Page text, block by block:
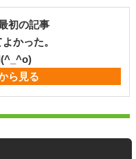
初の記事
かった。
ら見る